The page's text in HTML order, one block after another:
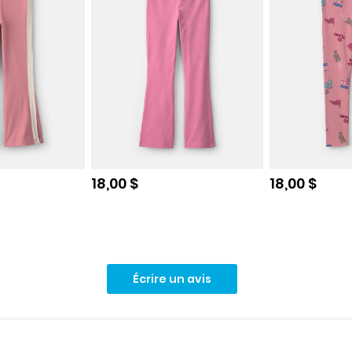
Prix de solde
18,00 $ Prix de solde
18,00 $
Écrire un avis